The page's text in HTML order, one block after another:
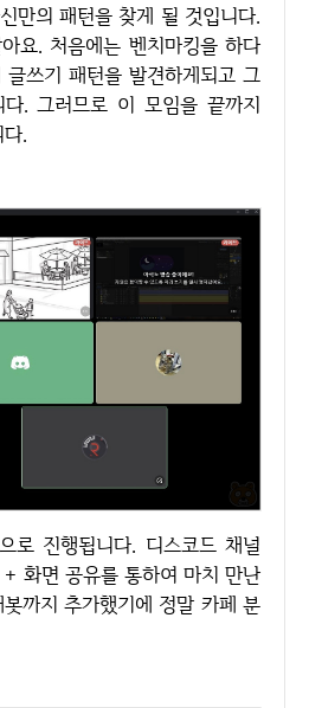
만의 패턴을 찾게 될 것입니다.
요. 처음에는 벤치마킹을 하다
쓰기 패턴을 발견하게되고 그
. 그러므로 이 모임을 끝까지
.
화면 공유를 통하여 마치 만난
까지 추가했기에 정말 카페 분